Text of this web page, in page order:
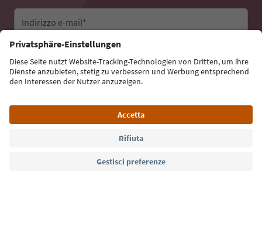
Indirizzo e-mail*
Iscriviti alla newsletter